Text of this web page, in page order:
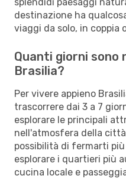
destinazione ha
viaggi da solo, in coppia
Quanti giorni sono
Brasilia?
Per vivere appieno
trascorrere dai 3 a 7
esplorare le principali
nell'atmosfera della
possibilità di fermarti
esplorare i quartieri più
cucina locale e